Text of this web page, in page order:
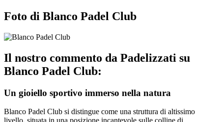
Foto di Blanco Padel Club
Il nostro commento da Padelizzati su
Blanco Padel Club:
Un gioiello sportivo immerso nella natura
Blanco Padel Club si distingue come una struttura di altissimo